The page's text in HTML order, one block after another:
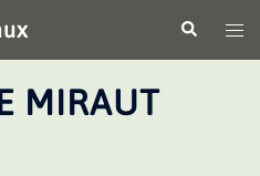
le
MIRAUT